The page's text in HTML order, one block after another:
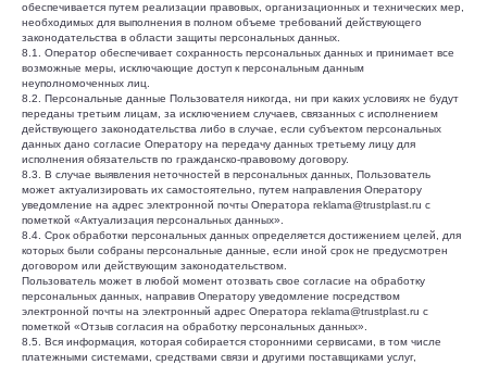
обеспечивается путем реализации правовых, организационных и технических мер,
необходимых для выполнения в полном объеме требований действующего
законодательства в области защиты персональных данных.
8.1. Оператор обеспечивает сохранность персональных данных и принимает все
возможные меры, исключающие доступ к персональным данным
неуполномоченных лиц.
8.2. Персональные данные Пользователя никогда, ни при каких условиях не будут
переданы третьим лицам, за исключением случаев, связанных с исполнением
действующего законодательства либо в случае, если субъектом персональных
данных дано согласие Оператору на передачу данных третьему лицу для
исполнения обязательств по гражданско-правовому договору.
8.3. В случае выявления неточностей в персональных данных, Пользователь
может актуализировать их самостоятельно, путем направления Оператору
уведомление на адрес электронной почты Оператора reklama@trustplast.ru с
пометкой «Актуализация персональных данных».
8.4. Срок обработки персональных данных определяется достижением целей, для
которых были собраны персональные данные, если иной срок не предусмотрен
договором или действующим законодательством.
Пользователь может в любой момент отозвать свое согласие на обработку
персональных данных, направив Оператору уведомление посредством
электронной почты на электронный адрес Оператора reklama@trustplast.ru с
пометкой «Отзыв согласия на обработку персональных данных».
8.5. Вся информация, которая собирается сторонними сервисами, в том числе
платежными системами, средствами связи и другими поставщиками услуг,